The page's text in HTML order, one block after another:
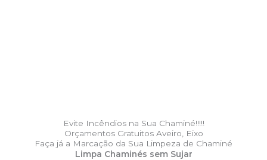
Evite Incêndios na Sua Chaminé!!!!!
Orçamentos Gratuitos Aveiro, Eixo
Faça já a Marcação da Sua Limpeza de Chaminé
Limpa Chaminés sem Sujar